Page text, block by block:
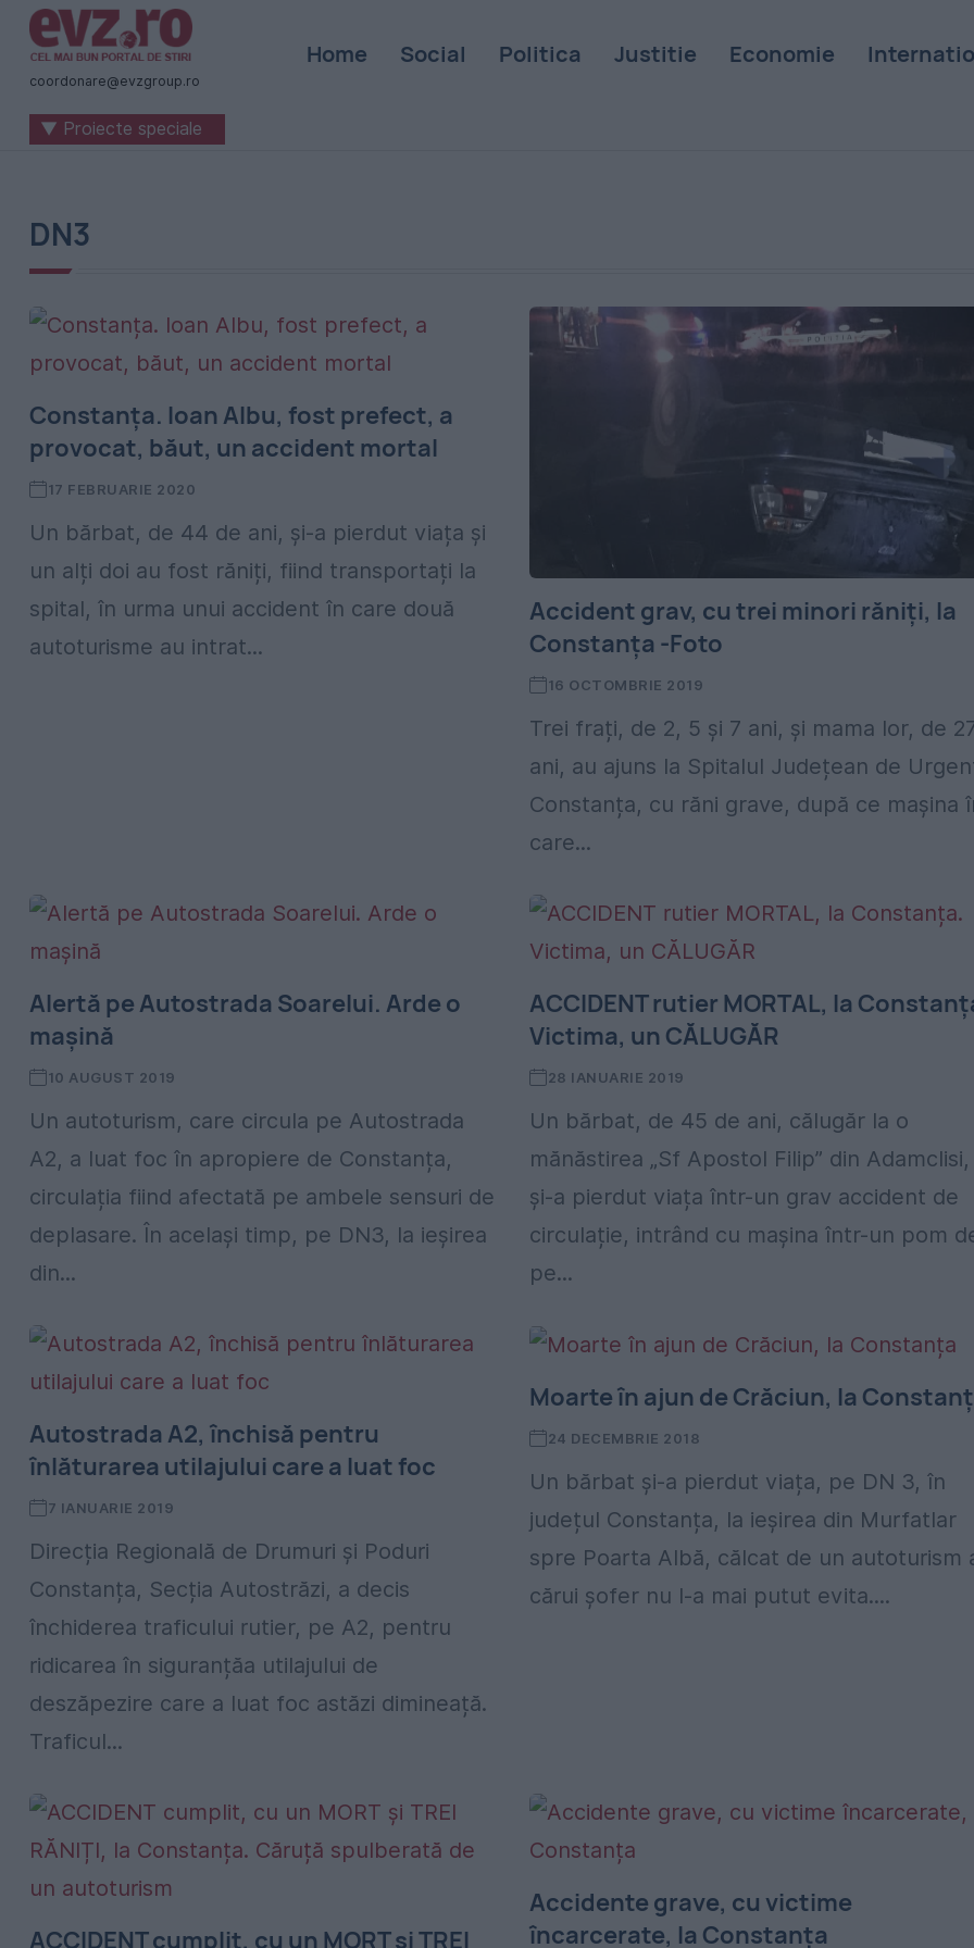
Știri
naționale
internaționale
România
-
Zilei
coordonare@evzgroup.ro
Home Social Politica Justitie Economie
▼ Proiecte speciale
DN3
Constanța. Ioan Albu, fost prefect, a
provocat, băut, un accident mortal
17 FEBRUARIE 2020
Un bărbat, de 44 de ani, și-a pierdut viața și
un alți doi au fost răniți, fiind transportați la
spital, în urma unui accident în care două
autoturisme au intrat...
Accident grav, cu trei minori răniți, la
Constanța -Foto
16 OCTOMBRIE 2019
Trei frați, de 2, 5 și 7 ani, și mama lor, de
ani, au ajuns la Spitalul Județean de
Constanța, cu răni grave, după ce mașina
care...
Alertă pe Autostrada Soarelui. Arde o
mașină
10 AUGUST 2019
Un autoturism, care circula pe Autostrada
A2, a luat foc în apropiere de Constanța,
circulația fiind afectată pe ambele sensuri de
deplasare. În același timp, pe DN3, la ieșirea
din...
ACCIDENT rutier MORTAL, la
Victima, un CĂLUGĂR
28 IANUARIE 2019
Un bărbat, de 45 de ani, călugăr la o
mănăstirea „Sf Apostol Filip” din Adamclisi,
și-a pierdut viața într-un grav accident de
circulație, intrând cu mașina într-un pom
pe...
Autostrada A2, închisă pentru
înlăturarea utilajului care a luat foc
7 IANUARIE 2019
Direcția Regională de Drumuri și Poduri
Constanța, Secția Autostrăzi, a decis
închiderea traficului rutier, pe A2, pentru
ridicarea în siguranțăa utilajului de
deszăpezire care a luat foc astăzi dimineață.
Traficul...
Moarte în ajun de Crăciun, la
24 DECEMBRIE 2018
Un bărbat și-a pierdut viața, pe DN 3, în
județul Constanța, la ieșirea din Murfatlar
spre Poarta Albă, călcat de un autoturism
cărui șofer nu l-a mai putut evita....
ACCIDENT cumplit, cu un MORT și TREI
Accidente grave, cu victime
încarcerate, la Constanța